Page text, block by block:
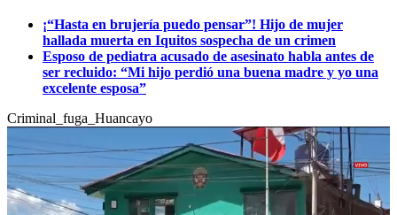
¡“Hasta en brujería puedo pensar”! Hijo de mujer
hallada muerta en Iquitos sospecha de un crimen
Esposo de pediatra acusado de asesinato habla antes de
ser recluido: “Mi hijo perdió una buena madre y yo una
excelente esposa”
Criminal_fuga_Huancayo